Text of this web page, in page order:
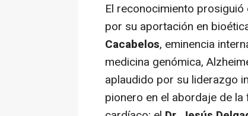
El reconocimiento prosiguió
por su aportación en
Cacabelos, eminencia
medicina genómica,
aplaudido por su liderazgo
pionero en el abordaje de